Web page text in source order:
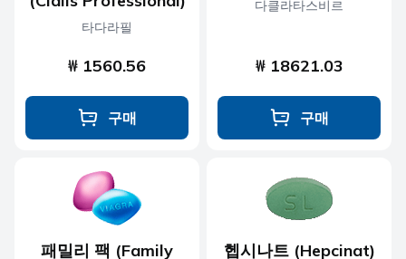
타다라필
₩ 1560.56
구매
다클라타스비르
₩ 18621.03
구매
패밀리 팩 (Family 헵시나트 (Hepcinat)